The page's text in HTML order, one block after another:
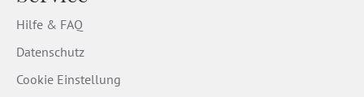
Hilfe & FAQ
Datenschutz
Cookie Einstellung